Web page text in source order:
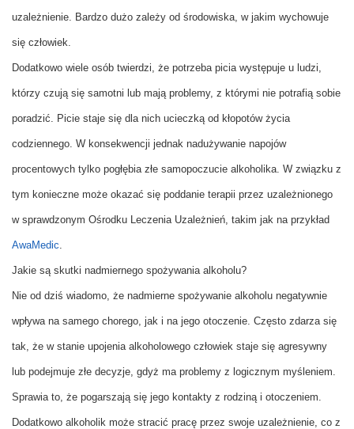
uzależnienie. Bardzo dużo zależy od środowiska, w jakim wychowuje
się człowiek.
Dodatkowo wiele osób twierdzi, że potrzeba picia występuje u ludzi,
którzy czują się samotni lub mają problemy, z którymi nie potrafią sobie
poradzić. Picie staje się dla nich ucieczką od kłopotów życia
codziennego. W konsekwencji jednak nadużywanie napojów
procentowych tylko pogłębia złe samopoczucie alkoholika. W związku z
tym konieczne może okazać się poddanie terapii przez uzależnionego
w sprawdzonym Ośrodku Leczenia Uzależnień, takim jak na przykład
AwaMedic
Jakie są skutki nadmiernego spożywania alkoholu?
Nie od dziś wiadomo, że nadmierne spożywanie alkoholu negatywnie
wpływa na samego chorego, jak i na jego otoczenie. Często zdarza się
tak, że w stanie upojenia alkoholowego człowiek staje się agresywny
lub podejmuje złe decyzje, gdyż ma problemy z logicznym myśleniem.
Sprawia to, że pogarszają się jego kontakty z rodziną i otoczeniem.
Dodatkowo alkoholik może stracić pracę przez swoje uzależnienie, co z